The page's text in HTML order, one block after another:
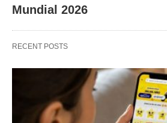
Mundial 2026
RECENT POSTS